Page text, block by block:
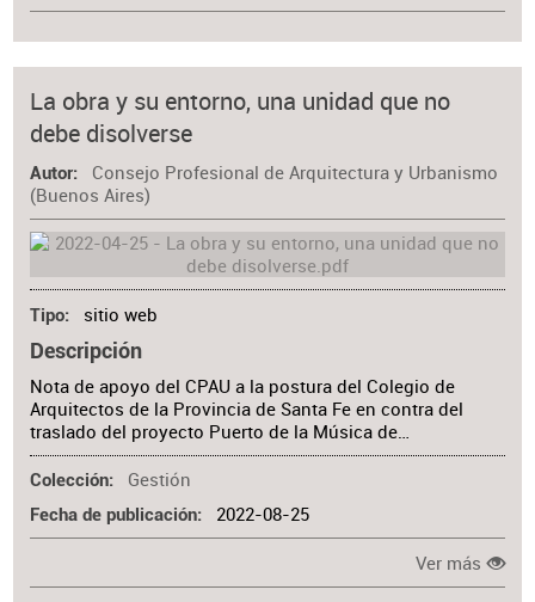
La obra y su entorno, una unidad que no
debe disolverse
Autor
Consejo Profesional de Arquitectura y Urbanismo
(Buenos Aires)
Tipo sitio web
Descripción
Nota de apoyo del CPAU a la postura del Colegio de
Arquitectos de la Provincia de Santa Fe en contra del
traslado del proyecto Puerto de la Música de…
Colección Gestión
Fecha de publicación 2022-08-25
Ver más